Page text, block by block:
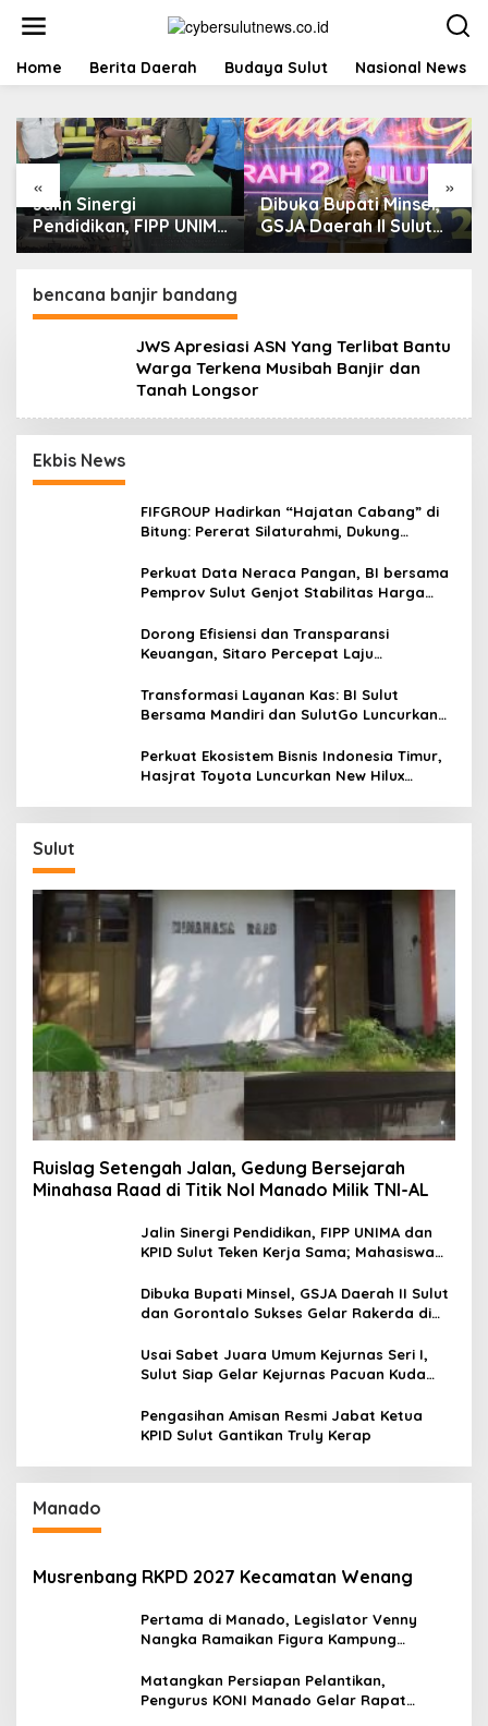
t
Home Berita Daerah Budaya Sulut Nasional News
« »
Jalin Sinergi
Pendidikan, FIPP UNIMA
dan KPID Sulut Teken
Mahasiswa Baru
Antusias Serap Materi
Dibuka Bupati Minsel,
GSJA Daerah II Sulut
dan Gorontalo Sukses
bencana banjir bandang
JWS Apresiasi ASN Yang Terlibat Bantu
Warga Terkena Musibah Banjir dan
Tanah Longsor
Ekbis News
FIFGROUP Hadirkan “Hajatan Cabang” di
Bitung: Pererat Silaturahmi, Dukung
Promo Khusus
Perkuat Data Neraca Pangan, BI bersama
Pemprov Sulut Genjot Stabilitas Harga
Dorong Efisiensi dan Transparansi
Keuangan, Sitaro Percepat Laju
Transformasi Layanan Kas: BI Sulut
Bersama Mandiri dan SulutGo Luncurkan
Kepulauan
Perkuat Ekosistem Bisnis Indonesia Timur,
Hasjrat Toyota Luncurkan New Hilux
Sulut
Ruislag Setengah Jalan, Gedung Bersejarah
Minahasa Raad di Titik Nol Manado Milik TNI-AL
Jalin Sinergi Pendidikan, FIPP UNIMA dan
KPID Sulut Teken Kerja Sama; Mahasiswa
Penyiaran
Dibuka Bupati Minsel, GSJA Daerah II Sulut
dan Gorontalo Sukses Gelar Rakerda di
Usai Sabet Juara Umum Kejurnas Seri I,
Sulut Siap Gelar Kejurnas Pacuan Kuda
Pengasihan Amisan Resmi Jabat Ketua
KPID Sulut Gantikan Truly Kerap
Manado
Musrenbang RKPD 2027 Kecamatan Wenang
Pertama di Manado, Legislator Venny
Nangka Ramaikan Figura Kampung
Matangkan Persiapan Pelantikan,
Pengurus KONI Manado Gelar Rapat